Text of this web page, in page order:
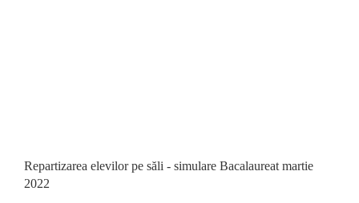
Repartizarea elevilor pe săli - simulare Bacalaureat martie
2022